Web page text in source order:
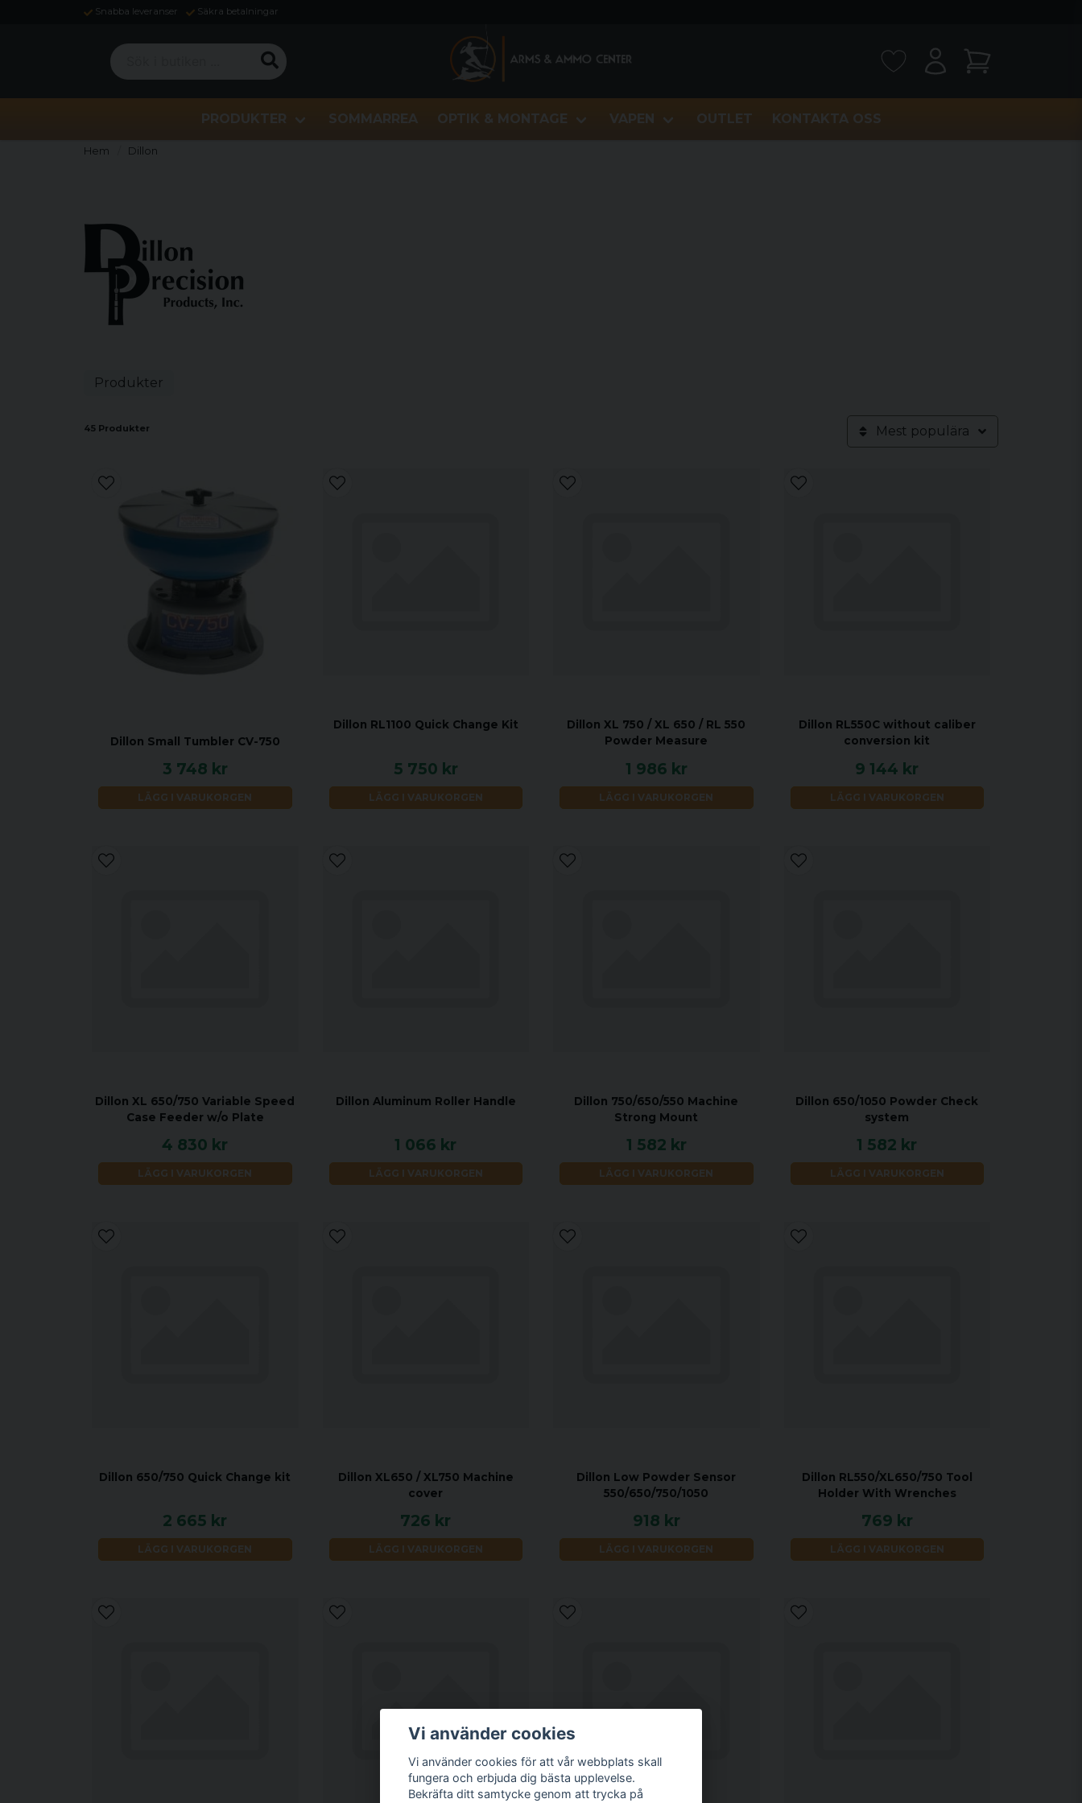
Snabba leveranser Säkra betalningar
Sök i butiken ...
PRODUKTER SOMMARREA OPTIK & MONTAGE VAPEN OUTLET KONTAKTA OSS
Hem Dillon
Produkter
45 Produkter Mest populära
Dillon Small Tumbler CV-750
3 748 kr
LÄGG I VARUKORGEN
Dillon RL1100 Quick Change Kit
5 750 kr
LÄGG I VARUKORGEN
Dillon XL 750 / XL 650 / RL 550
Powder Measure
1 986 kr
LÄGG I VARUKORGEN
Dillon RL550C without caliber
conversion kit
9 144 kr
LÄGG I VARUKORGEN
Dillon XL 650/750 Variable Speed
Case Feeder w/o Plate
4 830 kr
LÄGG I VARUKORGEN
Dillon Aluminum Roller Handle
1 066 kr
LÄGG I VARUKORGEN
Dillon 750/650/550 Machine
Strong Mount
1 582 kr
LÄGG I VARUKORGEN
Dillon 650/1050 Powder Check
system
1 582 kr
LÄGG I VARUKORGEN
Dillon 650/750 Quick Change kit
2 665 kr
LÄGG I VARUKORGEN
Dillon XL650 / XL750 Machine
cover
726 kr
LÄGG I VARUKORGEN
Dillon Low Powder Sensor
550/650/750/1050
918 kr
LÄGG I VARUKORGEN
Dillon RL550/XL650/750 Tool
Holder With Wrenches
769 kr
LÄGG I VARUKORGEN
Vi använder cookies
Vi använder cookies för att vår webbplats skall
fungera och erbjuda dig bästa upplevelse.
Bekräfta ditt samtycke genom att trycka på